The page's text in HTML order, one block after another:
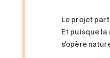
Le projet
Et puisque
s’opère